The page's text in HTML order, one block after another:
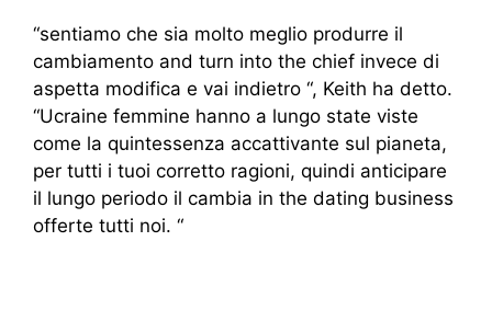
“sentiamo che sia molto meglio produrre il
cambiamento and turn into the chief invece di
aspetta modifica e vai indietro “, Keith ha detto.
“Ucraine femmine hanno a lungo state viste
come la quintessenza accattivante sul pianeta,
per tutti i tuoi corretto ragioni, quindi anticipare
il lungo periodo il cambia in the dating business
offerte tutti noi. “